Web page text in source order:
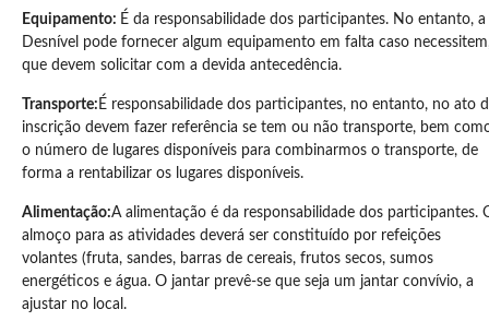
Equipamento: É da responsabilidade dos participantes. No entanto, a
Desnível pode fornecer algum equipamento em falta caso
que devem solicitar com a devida antecedência.
Transporte: É responsabilidade dos participantes, no entanto, no ato
inscrição devem fazer referência se tem ou não transporte, bem
o número de lugares disponíveis para combinarmos o transporte, de
forma a rentabilizar os lugares disponíveis.
Alimentação:A alimentação é da responsabilidade dos participantes.
almoço para as atividades deverá ser constituído por refeições
volantes (fruta, sandes, barras de cereais, frutos secos, sumos
energéticos e água. O jantar prevê-se que seja um jantar convívio, a
ajustar no local.